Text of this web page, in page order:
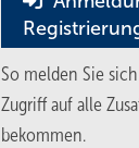
So melden Sie
Zugriff auf alle
bekommen.